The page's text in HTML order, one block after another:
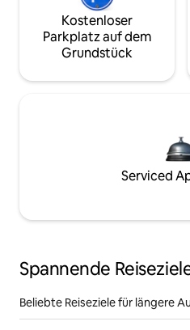
Kostenloser
Parkplatz auf dem
Grundstück
Serviced
Spannende
Beliebte Reiseziele für längere